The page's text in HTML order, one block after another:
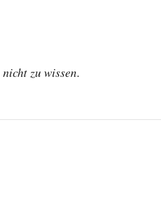
nicht zu wissen.